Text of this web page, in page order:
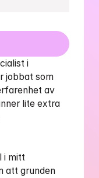
i
jobbat som
av
lite extra
i mitt
att grunden